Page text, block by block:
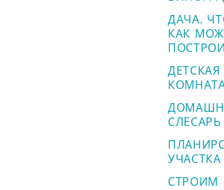
ДАЧА.
КАК
ДЕТСКАЯ
СЛЕСАРЬ
УЧАСТКА
СТРОИМ